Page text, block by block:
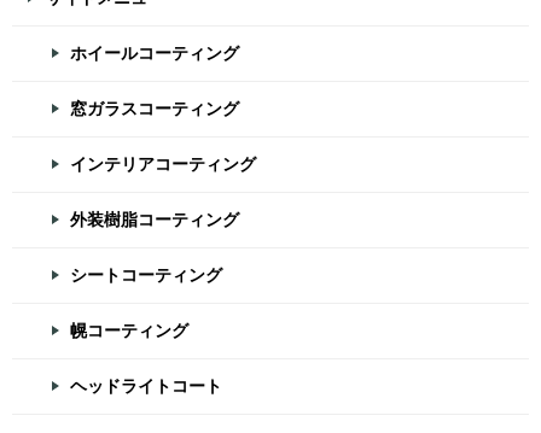
ホイールコーティング
窓ガラスコーティング
インテリアコーティング
外装樹脂コーティング
シートコーティング
幌コーティング
ヘッドライトコート